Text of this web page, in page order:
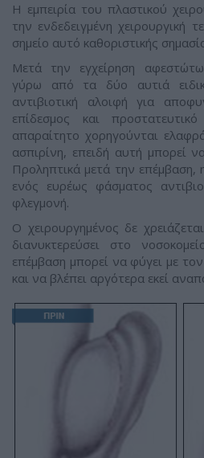
H εμπειρία του πλαστικού
την ενδεδειγμένη χειρουργική
σημείο αυτό καθοριστικής
Mετά την εγχείρηση
γύρω από τα δύο αυτιά
αντιβιοτική αλοιφή για
επίδεσμος και
απαραίτητο χορηγούνται
ασπιρίνη, επειδή αυτή μπορεί
Προληπτικά μετά την
ενός ευρέως φάσματος
φλεγμονή.
O χειρουργημένος δε
διανυκτερεύσει στο
επέμβαση μπορεί να φύγει με
και να βλέπει αργότερα εκεί